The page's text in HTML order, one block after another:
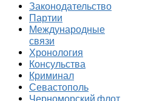
Законодательство
Партии
Международные
связи
Хронология
Консульства
Криминал
Севастополь
Черноморский флот